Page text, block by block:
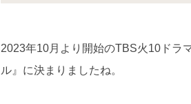
2023年10月より開始のTBS火10ドラ
ル』に決まりましたね。